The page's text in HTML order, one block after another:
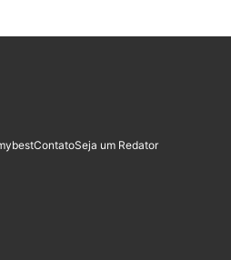
ContatoSeja um Redator